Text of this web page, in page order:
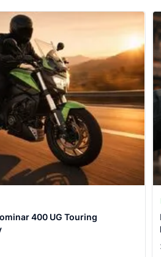
400 UG Touring